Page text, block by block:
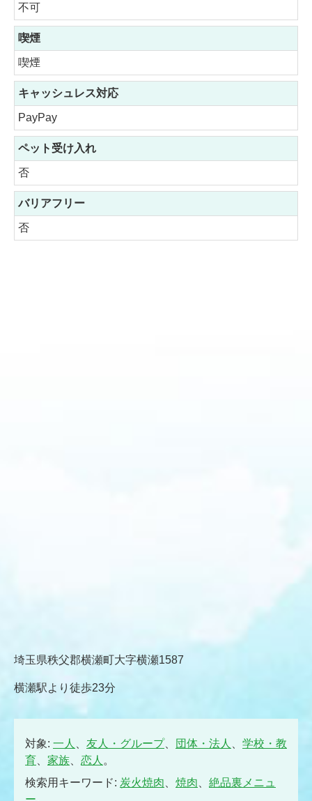
不可
喫煙
喫煙
キャッシュレス対応
PayPay
ペット受け入れ
否
バリアフリー
否
埼玉県秩父郡横瀬町大字横瀬1587
横瀬駅より徒歩23分
対象: 一人 友人・グループ、 団体・法人
学校・教
育
家族 恋人 。
検索用キーワード: 炭火焼肉 焼肉
絶品裏メニュ